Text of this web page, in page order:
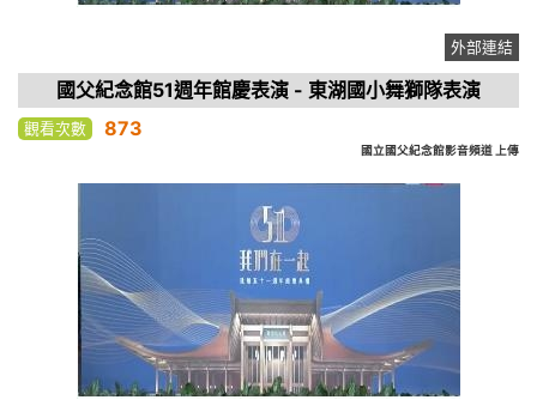
外部連結
國父紀念館51週年館慶表演 - 東湖國小舞獅隊表演
觀看次數 873
國立國父紀念館影音頻道 上傳